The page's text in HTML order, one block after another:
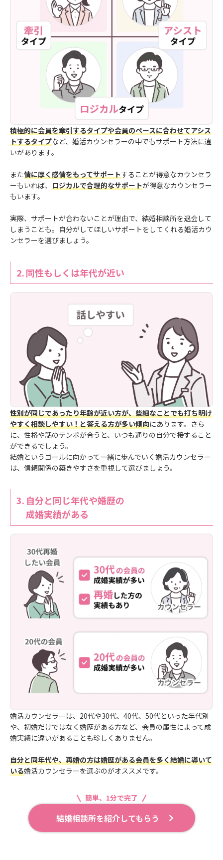
積極的に会員を牽引するタイプや会員のペースに合わせてアシス
トするタイプなど、婚活カウンセラーの中でもサポート方法に違
いがあります。
また情に厚く感情をもってサポートすることが得意なカウンセラ
ーもいれば、 ロジカルで合理的なサポートが得意なカウンセラー
もいます。
実際、サポートが合わないことが理由で、結婚相談所を退会して
しまうことも。自分がしてほしいサポートをしてくれる婚活カウ
ンセラーを選びましょう。
2.同性もしくは年代が近い
性別が同じであったり年齢が近い方が、些細なことでも打ち明け
やすく相談しやすい！と答える方が多い傾向にあります。さら
に、性格や話のテンポが合うと、いつも通りの自分で接すること
ができるでしょう。
結婚というゴールに向かって一緒に歩んでいく婚活カウンセラー
は、信頼関係の築きやすさを重視して選びましょう。
3. 自分と同じ年代や婚歴の
成婚実績がある
婚活カウンセラーは、20代や30代、40代、50代といった年代別
や、初婚だけではなく婚歴がある方など、会員の属性によって成
婚実績に違いがあることも珍しくありません。
自分と同年代や、再婚の方は婚歴がある会員を多く結婚に導いて
いる婚活カウンセラーを選ぶのがオススメです。
簡単、1分で完了
結婚相談所を紹介してもらう